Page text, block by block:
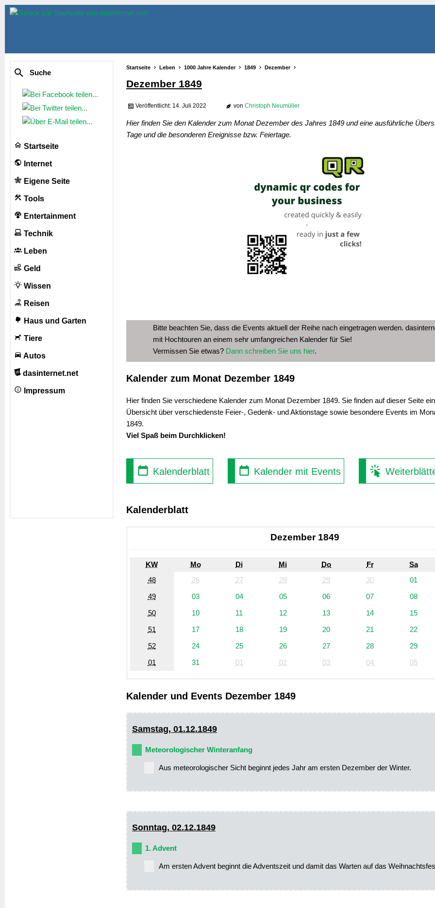
Suche
Startseite
Internet
Eigene Seite
Tools
Entertainment
Technik
Leben
Geld
Wissen
Reisen
Haus und Garten
Tiere
Autos
dasinternet.net
Impressum
Startseite Leben 1000 Jahre Kalender 1849 Dezember
Dezember 1849
Veröffentlicht: 14. Juli 2022 von Christoph Neumüller
Hier finden Sie den Kalender zum Monat Dezember des Jahres 1849 und eine ausführliche
Tage und die besonderen Ereignisse bzw. Feiertage.
Bitte beachten Sie, dass die Events aktuell der Reihe nach eingetragen werden.
mit Hochtouren an einem sehr umfangreichen Kalender für Sie!
Vermissen Sie etwas? Dann schreiben Sie uns hier.
Kalender zum Monat Dezember 1849
Hier finden Sie verschiedene Kalender zum Monat Dezember 1849. Sie finden auf dieser Seite
Übersicht über verschiedenste Feier-, Gedenk- und Aktionstage sowie besondere Events im
1849.
Viel Spaß beim Durchklicken!
Kalenderblatt Kalender mit Events
Kalenderblatt
Dezember 1849
KW Mo Di Mi Do Fr
Sa
48
26 27 28 29 30
01
49
03 04 05 06 07
08
50
10 11 12 13 14
15
51
17 18 19 20 21
22
52
24 25 26 27 28
29
01
31 01 02 03 04 05
Kalender und Events Dezember 1849
Samstag, 01.12.1849
Meteorologischer Winteranfang
Aus meteorologischer Sicht beginnt jedes Jahr am ersten Dezember der Winter.
Sonntag, 02.12.1849
1. Advent
Am ersten Advent beginnt die Adventszeit und damit das Warten auf das